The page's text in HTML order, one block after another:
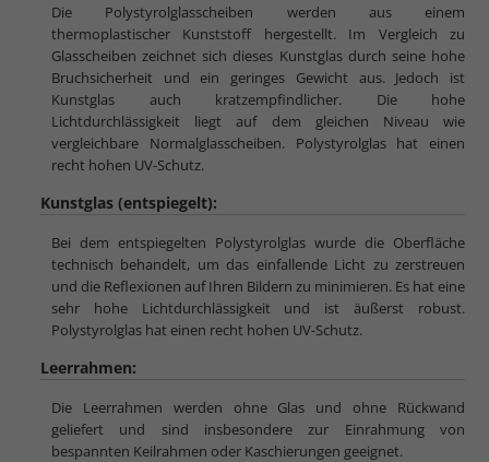
Die Polystyrolglasscheiben werden aus einem
thermoplastischer Kunststoff hergestellt. Im Vergleich zu
Glasscheiben zeichnet sich dieses Kunstglas durch seine hohe
Bruchsicherheit und ein geringes Gewicht aus. Jedoch ist
Kunstglas auch kratzempfindlicher. Die hohe
Lichtdurchlässigkeit liegt auf dem gleichen Niveau wie
vergleichbare Normalglasscheiben. Polystyrolglas hat einen
recht hohen UV-Schutz.
Kunstglas (entspiegelt):
Bei dem entspiegelten Polystyrolglas wurde die Oberfläche
technisch behandelt, um das einfallende Licht zu zerstreuen
und die Reflexionen auf Ihren Bildern zu minimieren. Es hat eine
sehr hohe Lichtdurchlässigkeit und ist äußerst robust.
Polystyrolglas hat einen recht hohen UV-Schutz.
Leerrahmen:
Die Leerrahmen werden ohne Glas und ohne Rückwand
geliefert und sind insbesondere zur Einrahmung von
bespannten Keilrahmen oder Kaschierungen geeignet.